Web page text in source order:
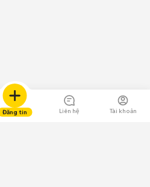
Đăng tin Liên hệ Tài khoản